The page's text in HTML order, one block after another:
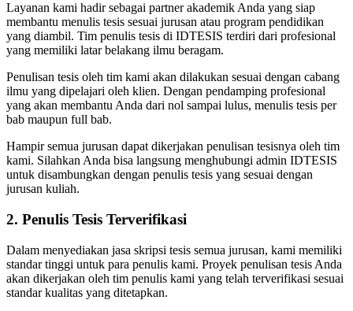
Layanan kami hadir sebagai partner akademik Anda yang siap
membantu menulis tesis sesuai jurusan atau program pendidikan
yang diambil. Tim penulis tesis di IDTESIS terdiri dari profesional
yang memiliki latar belakang ilmu beragam.
Penulisan tesis oleh tim kami akan dilakukan sesuai dengan cabang
ilmu yang dipelajari oleh klien. Dengan pendamping profesional
yang akan membantu Anda dari nol sampai lulus, menulis tesis per
bab maupun full bab.
Hampir semua jurusan dapat dikerjakan penulisan tesisnya oleh tim
kami. Silahkan Anda bisa langsung menghubungi admin IDTESIS
untuk disambungkan dengan penulis tesis yang sesuai dengan
jurusan kuliah.
2. Penulis Tesis Terverifikasi
Dalam menyediakan jasa skripsi tesis semua jurusan, kami memiliki
standar tinggi untuk para penulis kami. Proyek penulisan tesis Anda
akan dikerjakan oleh tim penulis kami yang telah terverifikasi sesuai
standar kualitas yang ditetapkan.